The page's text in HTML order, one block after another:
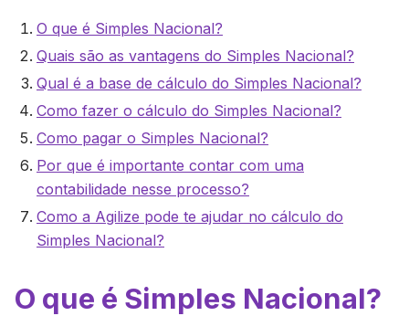
O que é Simples Nacional?
Quais são as vantagens do Simples Nacional?
Qual é a base de cálculo do Simples Nacional?
Como fazer o cálculo do Simples Nacional?
Como pagar o Simples Nacional?
Por que é importante contar com uma
contabilidade nesse processo?
Como a Agilize pode te ajudar no cálculo do
Simples Nacional?
O que é Simples Nacional?